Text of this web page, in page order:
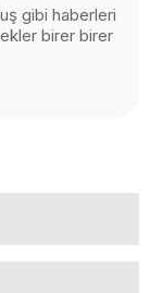
gibi haberleri
birer birer